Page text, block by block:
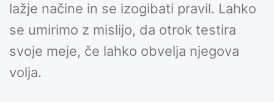
lažje načine in se izogibati pravil. Lahko
se umirimo z mislijo, da otrok testira
svoje meje, če lahko obvelja njegova
volja.